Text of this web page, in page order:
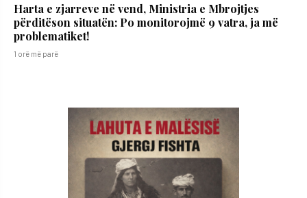
Harta e zjarreve në vend, Ministria e Mbrojtjes
përditëson situatën: Po monitorojmë 9 vatra, ja më
problematiket!
1 orë më parë